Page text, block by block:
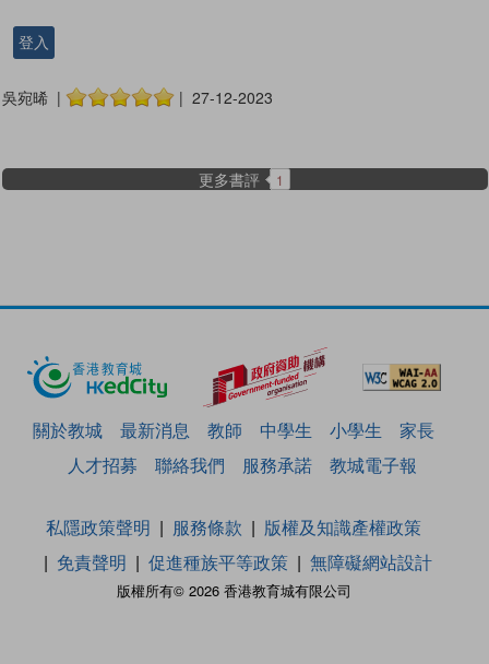
登入
吳宛晞 | | 27-12-2023
更多書評 1
關於教城 最新消息 教師 中學生 小學生
家長
人才招募
聯絡我們 服務承諾 教城電子報
版權所有© 2026 香港教育城有限公司
私隱政策聲明 服務條款
版權及知識產權政策
免責聲明
促進種族平等政策 無障礙網站設計